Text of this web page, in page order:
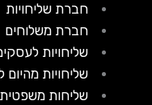
חברת שליחויות
חברת משלוחים
שליחויות לעסקים
שליחויות מהיום להיום
שליחות משפטית